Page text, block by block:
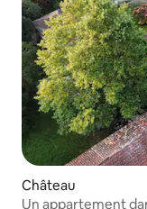
Château
Un appartement